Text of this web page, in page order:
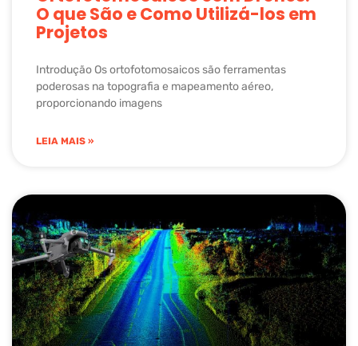
O que São e Como Utilizá-los em
Projetos
Introdução Os ortofotomosaicos são ferramentas
poderosas na topografia e mapeamento aéreo,
proporcionando imagens
LEIA MAIS »